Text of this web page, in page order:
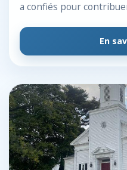
a confiés pour
En